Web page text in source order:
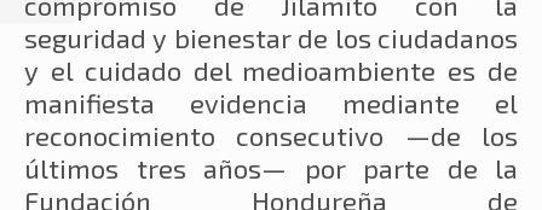
seguridad y bienestar de los ciudadanos
y el cuidado del medioambiente es de
manifiesta evidencia mediante el
reconocimiento consecutivo —de los
últimos tres años— por parte de la
Fundación Hondureña de